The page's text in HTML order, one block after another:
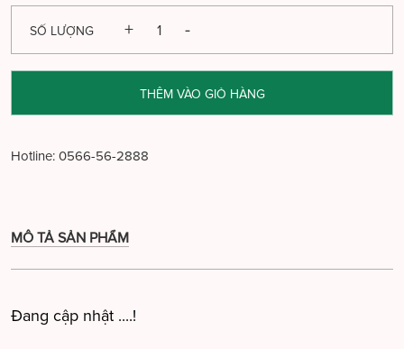
SỐ LƯỢNG
THÊM VÀO GIỎ HÀNG
Hotline: 0566-56-2888
MÔ TẢ SẢN PHẨM
Đang cập nhật ....!